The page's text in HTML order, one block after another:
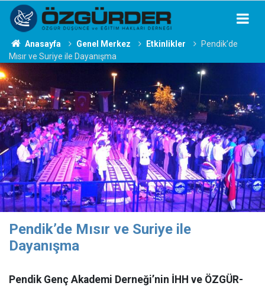
Anasayfa Genel Merkez Etkinlikler
Pendik’de
Mısır ve Suriye ile Dayanışma
Pendik’de Mısır ve Suriye ile
Dayanışma
Pendik Genç Akademi Derneği’nin İHH ve ÖZGÜR-